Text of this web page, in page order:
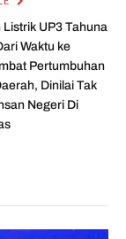
Listrik UP3 Tahuna
Waktu ke
Pertumbuhan
Dinilai Tak
Negeri Di